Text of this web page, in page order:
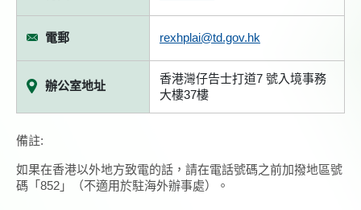
電郵 rexhplai@td.gov.hk
辦公室地址
香港灣仔告士打道7 號入境事務
大樓37樓
備註:
如果在香港以外地方致電的話，請在電話號碼之前加撥地區號
碼「852」（不適用於駐海外辦事處）。